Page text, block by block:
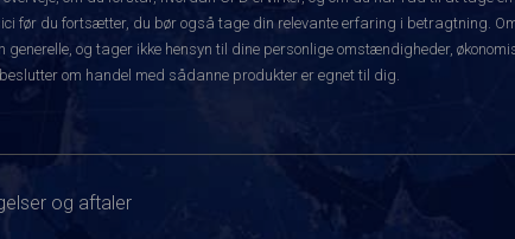
før du fortsætter, du bør også tage din relevante erfaring i betragtning.
og tager ikke hensyn til dine personlige omstændigheder,
om handel med sådanne produkter er egnet til dig.
og aftaler